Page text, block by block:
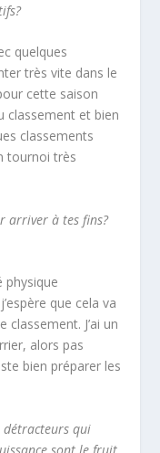
quelques
très vite dans le
cette saison
classement et bien
classements
tournoi très
arriver à tes fins?
physique
que cela va
classement. J’ai un
alors pas
bien préparer les
détracteurs qui
sont le fruit